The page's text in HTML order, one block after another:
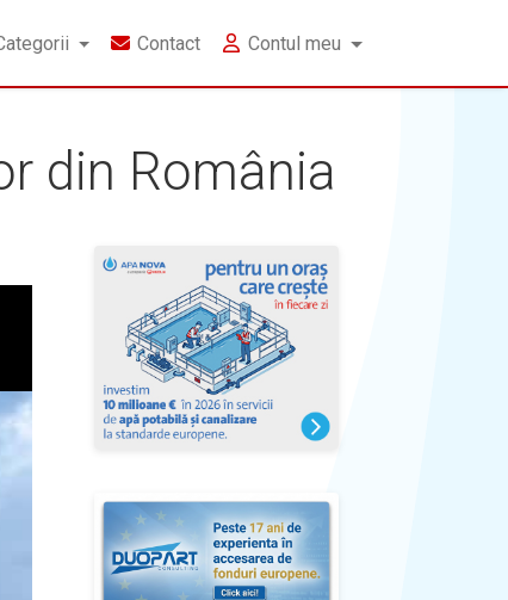
Contact Contul meu
din România